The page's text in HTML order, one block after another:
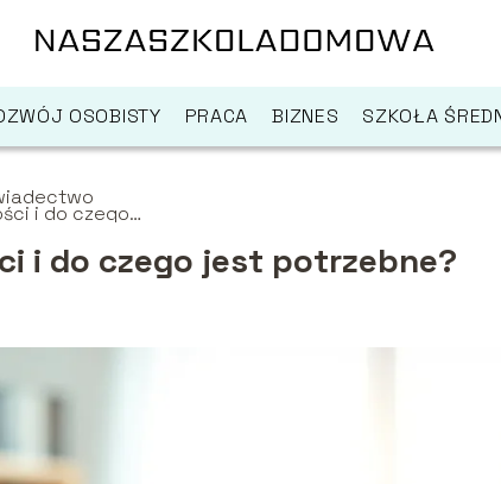
OSOBISTY PRACA BIZNES SZKOŁA
i do czego
i do czego jest potrzebne?